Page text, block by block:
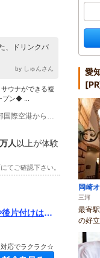
、ドリンクバ
by しゅんさん
ウナができる複
ン◆ ...
(1)<お車で>名古屋から約1時間 南知多道路 美浜ICから車で約10分 中部国際空港からお車で約30分
人 以上が体験
てご確認下さい。
片付けはス
対応でラクラク☆
愛
岡崎
三河
最寄
の好